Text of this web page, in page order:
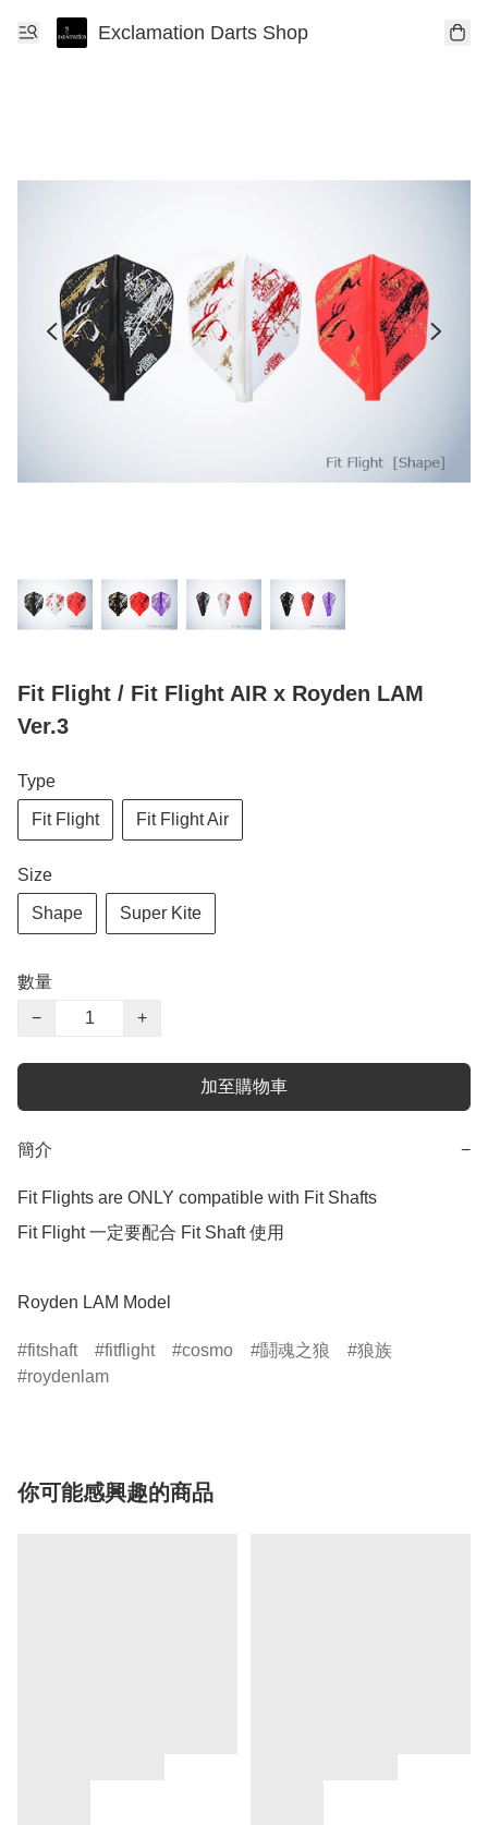
Exclamation Darts Shop
Fit Flight / Fit Flight AIR x Royden LAM
Ver.3
Type
Fit Flight Fit Flight Air
Size
Shape Super Kite
數量
−
+
加至購物車
簡介 −
Fit Flights are ONLY compatible with Fit Shafts
Fit Flight 一定要配合 Fit Shaft 使用
Royden LAM Model
fitshaft fitflight cosmo 鬪魂之狼
狼族
roydenlam
你可能感興趣的商品